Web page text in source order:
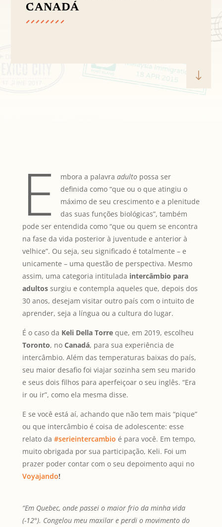
CANADÁ
"
E mbora a palavra adultopossa ser
definida como “que ou o que atingiu o
máximo de seu crescimento e a plenitude
das suas funções biológicas”, também
pode ser entendida como “que ou quem se encontra
na fase da vida posterior à juventude e anterior à
velhice”. Ou seja, seu significado é totalmente – e
unicamente – uma questão de perspectiva. Mesmo
assim, uma categoria intitulada intercâmbio para
adultossurgiu e contempla aqueles que, depois dos
30 anos, desejam visitar outro país com o intuito de
aprender, seja a língua ou a cultura do lugar.
É o caso da Keli Della Torreque, em 2019, escolheu
Toronto, no Canadá, para sua experiência de
intercâmbio. Além das temperaturas baixas do país,
seu maior desafio foi viajar sozinha sem seu marido
e seus dois filhos para aperfeiçoar o seu inglês. “Era
ir ou ir”, como ela mesma disse.
E se você está aí, achando que não tem mais “pique”
ou que intercâmbio é coisa de adolescente: esse
relato da #serieintercambio é para você. Em tempo,
muito obrigada por sua participação, Keli. Foi um
prazer poder contar com o seu depoimento aqui no
Voyajando!
“Em Quebec, onde passei o maior frio da minha vida
(-12°). Congelou meu maxilar e perdi o movimento do